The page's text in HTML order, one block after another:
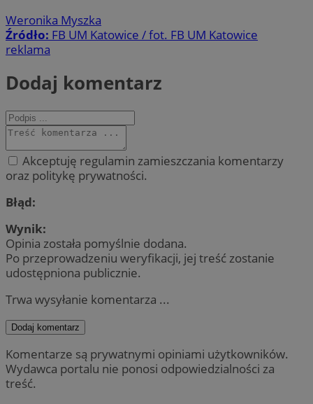
Weronika Myszka
Źródło: FB UM Katowice / fot. FB UM Katowice
reklama
Dodaj komentarz
Akceptuję regulamin zamieszczania komentarzy
oraz politykę prywatności.
Błąd:
Wynik:
Opinia została pomyślnie dodana.
Po przeprowadzeniu weryfikacji, jej treść zostanie
udostępniona publicznie.
Trwa wysyłanie komentarza ...
Dodaj komentarz
Komentarze są prywatnymi opiniami użytkowników.
Wydawca portalu nie ponosi odpowiedzialności za
treść.